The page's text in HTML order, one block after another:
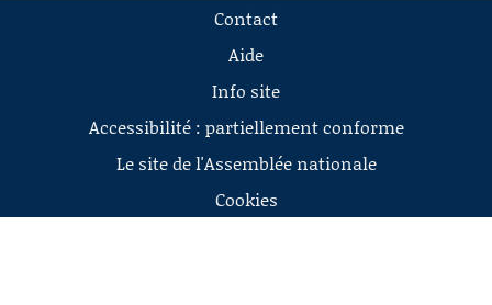
Contact
Aide
Info site
Accessibilité : partiellement conforme
Le site de l'Assemblée nationale
Cookies